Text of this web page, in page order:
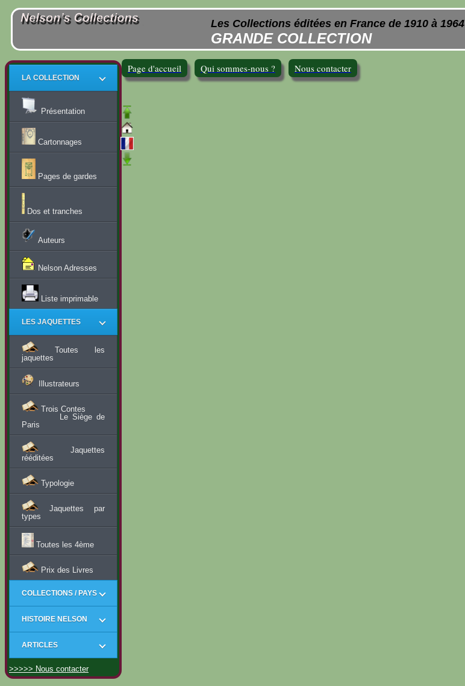
Les Collections éditées en France de 1910 à 1964
GRANDE COLLECTION
LA COLLECTION
Présentation
Cartonnages
Pages de gardes
Dos et tranches
Auteurs
Nelson Adresses
Liste imprimable
LES JAQUETTES
Toutes les
jaquettes
Illustrateurs
Trois Contes
Le Siège de
Paris
Jaquettes
rééditées
Typologie
Jaquettes par
types
Toutes les 4ème
Prix des Livres
COLLECTIONS / PAYS
HISTOIRE NELSON
ARTICLES
>>>>> Nous contacter
Page d'accueil Qui sommes-nous ? Nous contacter